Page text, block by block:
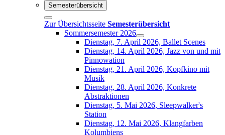
Semesterübersicht
Zur Übersichtsseite Semesterübersicht
Sommersemester 2026
Dienstag, 7. April 2026, Ballet Scenes
Dienstag, 14. April 2026, Jazz von und mit
Pinnowation
Dienstag, 21. April 2026, Kopfkino mit
Musik
Dienstag, 28. April 2026, Konkrete
Abstraktionen
Dienstag, 5. Mai 2026, Sleepwalker's
Station
Dienstag, 12. Mai 2026, Klangfarben
Kolumbiens